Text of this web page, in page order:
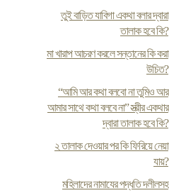
তুই বাড়িত যাবিগা একথা বলার দ্বারা
তালাক হবে কি?
মা খারাপ আচরণ করলে সন্তানের কি করা
উচিত?
“আমি আর কথা বলবো না তুমিও আর
আমার সাথে কথা বলবে না” স্ত্রীর একথার
দ্বারা তালাক হবে কি?
২ তালাক দেওয়ার পর কি ফিরিয়ে নেয়া
যায়?
মহিলাদের নামাযের পদ্ধতি দলীলসহ